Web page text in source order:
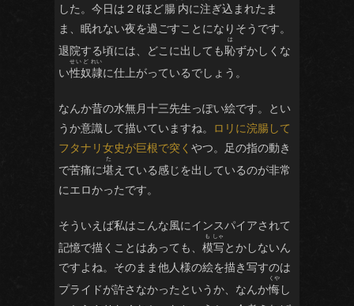
きんばく
かがみ
した。今日は２ℓほど腸内に注ぎ込まれたま
ま、眠れない夜を過ごすことになりそうです。
退院する頃には、どこに出しても恥ずかしくな
い性奴隷に仕上がっているでしょう。
なんか昔の水無月十三先生っぽい絵です。とい
うか意識して描いていますね。 ロリに浣腸して
フタナリ女史が巨根で突く やつ。足の指の動き
で苦痛に堪えている感じを出しているのが非常
にエロかったです。
そういえば私はこんな風にインスパイアされて
記憶で描くことはあっても、 模写とかしないん
ですよね。そのまま他人様の絵を描き写すのは
プライドが許さなかったというか、なんか悔し